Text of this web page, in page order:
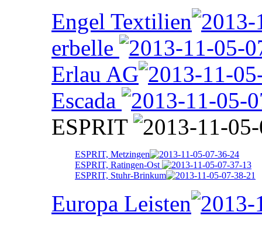
Engel Textilien
erbelle
Erlau AG
Escada
ESPRIT
ESPRIT, Metzingen
ESPRIT, Ratingen-Ost
ESPRIT, Stuhr-Brinkum
Europa Leisten